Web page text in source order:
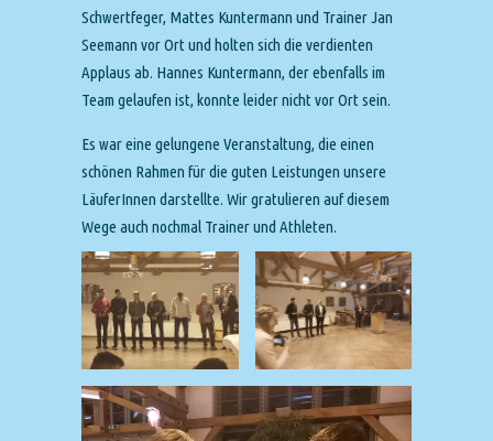
Schwertfeger, Mattes Kuntermann und Trainer Jan
Seemann vor Ort und holten sich die verdienten
Applaus ab. Hannes Kuntermann, der ebenfalls im
Team gelaufen ist, konnte leider nicht vor Ort sein.
Es war eine gelungene Veranstaltung, die einen
schönen Rahmen für die guten Leistungen unsere
LäuferInnen darstellte. Wir gratulieren auf diesem
Wege auch nochmal Trainer und Athleten.